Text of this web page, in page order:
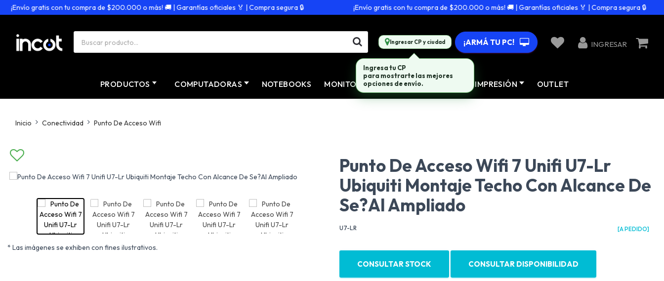
gratis con tu compra de $200.000 o más! 🚚 | Garantías oficiales 🏅 | Compra segura 🔒 ¡Envío gratis con tu compra de $200.000 o más! 🚚 | Garantías oficiales 🏅 | Compra segura 🔒
Ingresar CP y ciudad ¡ARMÁ TU PC! INGRESAR
PRODUCTOS COMPUTADORAS NOTEBOOKS MONITORES CONECTIVIDAD IMPRESIÓN OUTLET
Inicio Conectividad Punto De Acceso Wifi
* Las imágenes se exhiben con fines ilustrativos.
Punto De Acceso Wifi 7 Unifi U7-Lr
Ubiquiti Montaje Techo Con Alcance De
Se?Al Ampliado
U7-LR [A PEDIDO]
CONSULTAR STOCK CONSULTAR DISPONIBILIDAD
Ingresa tu CP
para mostrarte las mejores
opciones de envío.